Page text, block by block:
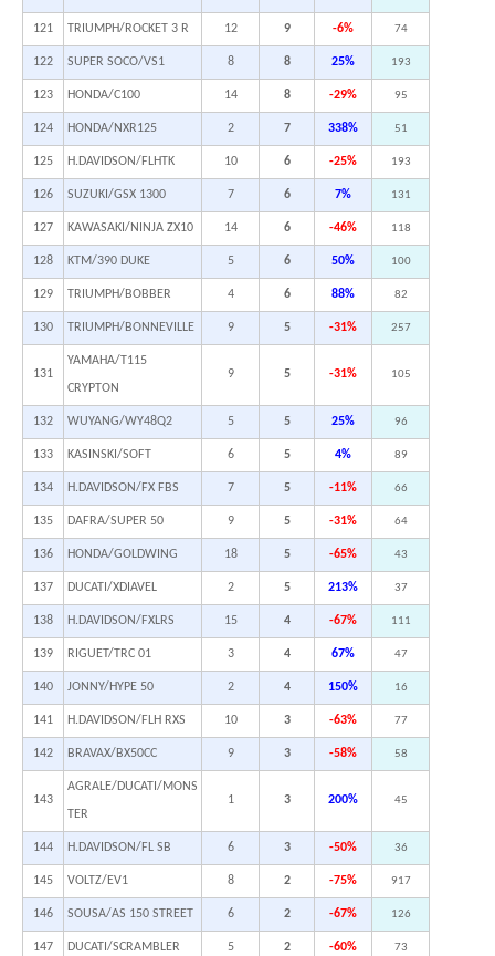
121 TRIUMPH/ROCKET 3 R 12 9 -6% 74
122 SUPER SOCO/VS1 8 8 25% 193
123 HONDA/C100 14 8 -29% 95
124 HONDA/NXR125 2 7 338% 51
125 H.DAVIDSON/FLHTK 10 6 -25% 193
126 SUZUKI/GSX 1300 7 6 7% 131
127 KAWASAKI/NINJA ZX10 14 6 -46% 118
128 KTM/390 DUKE 5 6 50% 100
129 TRIUMPH/BOBBER 4 6 88% 82
130 TRIUMPH/BONNEVILLE 9 5 -31% 257
131
YAMAHA/T115
CRYPTON
9 5 -31% 105
132 WUYANG/WY48Q2 5 5 25% 96
133 KASINSKI/SOFT 6 5 4% 89
134 H.DAVIDSON/FX FBS 7 5 -11% 66
135 DAFRA/SUPER 50 9 5 -31% 64
136 HONDA/GOLDWING 18 5 -65% 43
137 DUCATI/XDIAVEL 2 5 213% 37
138 H.DAVIDSON/FXLRS 15 4 -67% 111
139 RIGUET/TRC 01 3 4 67% 47
140 JONNY/HYPE 50 2 4 150% 16
141 H.DAVIDSON/FLH RXS 10 3 -63% 77
142 BRAVAX/BX50CC 9 3 -58% 58
143
AGRALE/DUCATI/MONS
TER
1 3 200% 45
144 H.DAVIDSON/FL SB 6 3 -50% 36
145 VOLTZ/EV1 8 2 -75% 917
146 SOUSA/AS 150 STREET 6 2 -67% 126
147 DUCATI/SCRAMBLER 5 2 -60% 73